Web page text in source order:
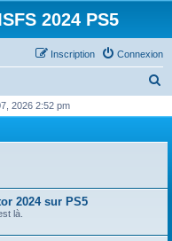
2024 PS5
Connexion
Inscription
h
r
2026 2:52 pm
2024 sur PS5
là.